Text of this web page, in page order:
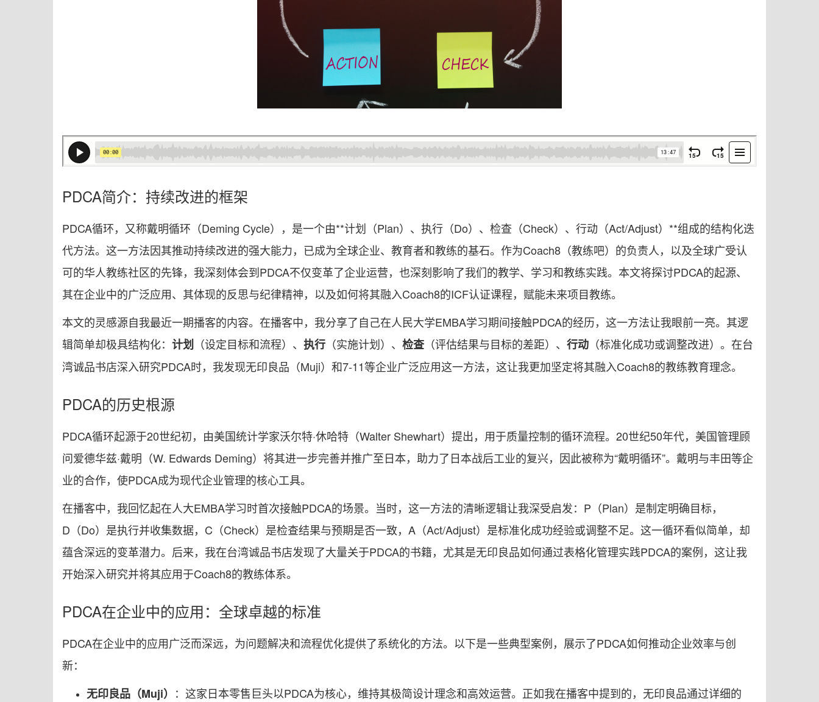
PDCA简介： 持续改进的框架
PDCA循环，又称戴明循环（Deming Cycle），是一个由**计划（Plan）、执行（Do）、检查（Check）、行动（Act/Adjust）**组成的结构化迭
代方法。这一方法因其推动持续改进的强大能力，已成为全球企业、教育者和教练的基石。作为Coach8（教练吧）的负责人，以及全球广受认
可的华人教练社区的先锋，我深刻体会到PDCA不仅变革了企业运营，也深刻影响了我们的教学、学习和教练实践。本文将探讨PDCA的起源、
其在企业中的广泛应用、其体现的反思与纪律精神，以及如何将其融入Coach8的ICF认证课程，赋能未来项目教练。
本文的灵感源自我最近一期播客的内容。在播客中，我分享了自己在人民大学EMBA学习期间接触PDCA的经历，这一方法让我眼前一亮。其逻
辑简单却极具结构化： 计划 （设定目标和流程）、 执行 （实施计划）、 检查 （评估结果与目标的差距）、 行动 （标准化成功或调整改进）。在台
湾诚品书店深入研究PDCA时，我发现无印良品（Muji）和7-11等企业广泛应用这一方法，这让我更加坚定将其融入Coach8的教练教育理念。
PDCA的历史根源
PDCA循环起源于20世纪初，由美国统计学家沃尔特·休哈特（Walter Shewhart）提出，用于质量控制的循环流程。20世纪50年代，美国管理顾
问爱德华兹·戴明（W. Edwards Deming）将其进一步完善并推广至日本，助力了日本战后工业的复兴，因此被称为“戴明循环”。戴明与丰田等企
业的合作，使PDCA成为现代企业管理的核心工具。
在播客中，我回忆起在人大EMBA学习时首次接触PDCA的场景。当时，这一方法的清晰逻辑让我深受启发：P（Plan）是制定明确目标，
D（Do）是执行并收集数据，C（Check）是检查结果与预期是否一致，A（Act/Adjust）是标准化成功经验或调整不足。这一循环看似简单，却
蕴含深远的变革潜力。后来，我在台湾诚品书店发现了大量关于PDCA的书籍，尤其是无印良品如何通过表格化管理实践PDCA的案例，这让我
开始深入研究并将其应用于Coach8的教练体系。
PDCA在企业中的应用：全球卓越的标准
PDCA在企业中的应用广泛而深远，为问题解决和流程优化提供了系统化的方法。以下是一些典型案例，展示了PDCA如何推动企业效率与创
新：
无印良品（Muji） ：这家日本零售巨头以PDCA为核心，维持其极简设计理念和高效运营。正如我在播客中提到的，无印良品通过详细的